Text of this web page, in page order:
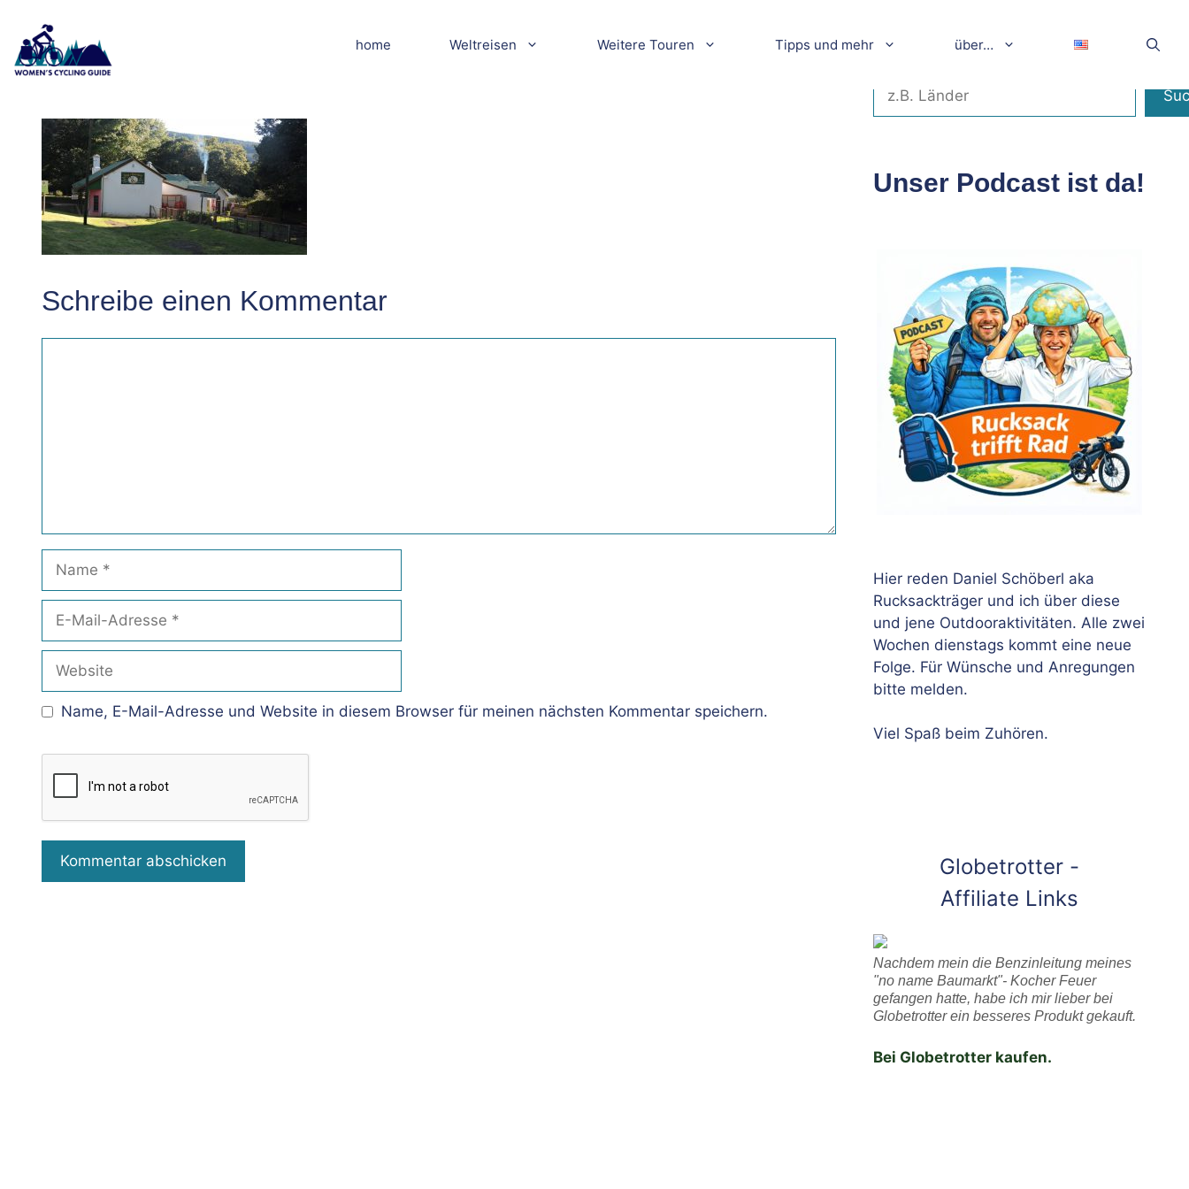
Inhalt
springen
home Weltreisen Weitere Touren Tipps und mehr über…
DSCN7546klein
Schreibe einen Kommentar
Mail-
Adresse
Name, E-Mail-Adresse und Website in diesem Browser für meinen nächsten Kommentar speichern.
Unser Podcast ist da!
Hier reden Daniel Schöberl aka
Rucksackträger und ich über diese
und jene Outdooraktivitäten. Alle zwei
Wochen dienstags kommt eine neue
Folge. Für Wünsche und Anregungen
bitte melden.
Viel Spaß beim Zuhören.
Globetrotter -
Affiliate Links
Nachdem mein die Benzinleitung meines
"no name Baumarkt"- Kocher Feuer
gefangen hatte, habe ich mir lieber bei
Globetrotter ein besseres Produkt gekauft.
Bei Globetrotter kaufen.